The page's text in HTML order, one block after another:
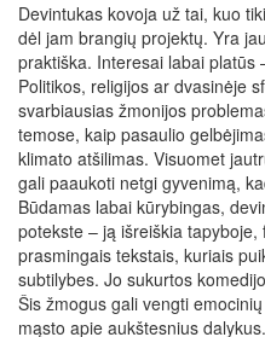
Devintukas kovoja už tai, kuo
dėl jam brangių projektų. Yra
praktiška. Interesai labai platūs
Politikos, religijos ar dvasinėje
svarbiausias žmonijos
temose, kaip pasaulio
klimato atšilimas. Visuomet
gali paaukoti netgi gyvenimą,
Būdamas labai kūrybingas,
potekste – ją išreiškia
prasmingais tekstais, kuriais
subtilybes. Jo sukurtos
Šis žmogus gali vengti
mąsto apie aukštesnius